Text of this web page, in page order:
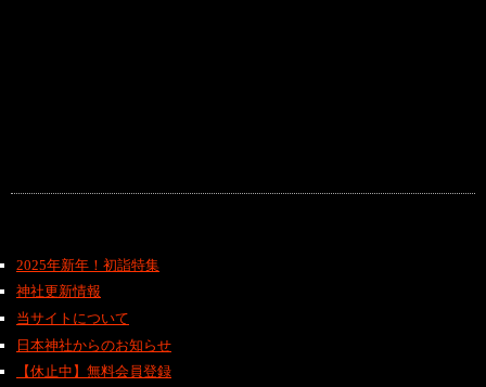
2025年新年！初詣特集
神社更新情報
当サイトについて
日本神社からのお知らせ
【休止中】無料会員登録